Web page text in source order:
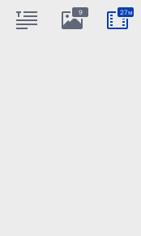
9 27м